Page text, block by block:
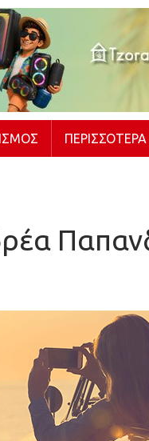
ΠΕΡΙΣΣΌΤΕΡΑ